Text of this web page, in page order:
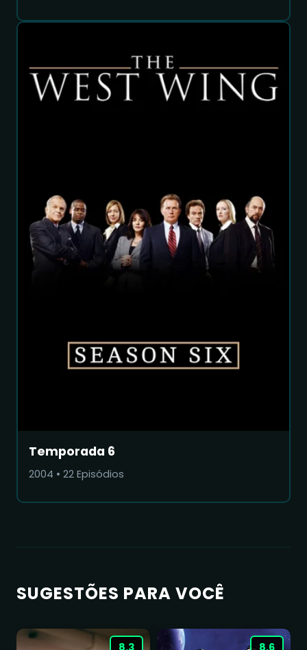
Temporada 6
2004 • 22 Episódios
SUGESTÕES PARA VOCÊ
8.3 8.6